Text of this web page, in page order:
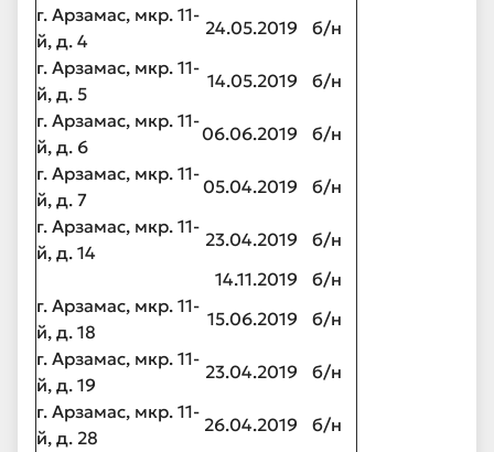
г. Арзамас, мкр. 11-
й, д. 4
24.05.2019
б/н
г. Арзамас, мкр. 11-
й, д. 5
14.05.2019
б/н
г. Арзамас, мкр. 11-
й, д. 6
06.06.2019
б/н
г. Арзамас, мкр. 11-
й, д. 7
05.04.2019
б/н
г. Арзамас, мкр. 11-
й, д. 14
23.04.2019
б/н
14.11.2019
б/н
г. Арзамас, мкр. 11-
й, д. 18
15.06.2019
б/н
г. Арзамас, мкр. 11-
й, д. 19
23.04.2019
б/н
г. Арзамас, мкр. 11-
й, д. 28
26.04.2019
б/н